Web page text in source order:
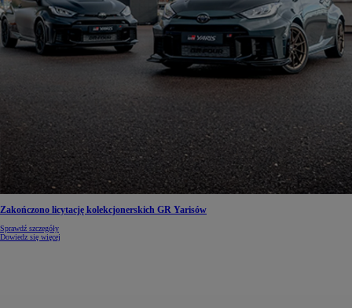
Zakończono licytację kolekcjonerskich GR Yarisów
Sprawdź szczegóły
Dowiedz się więcej